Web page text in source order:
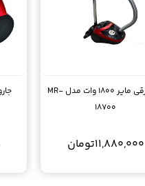
جاروبرقی مایر 1800 وات مدل MR-
18700
11,880,000تومان